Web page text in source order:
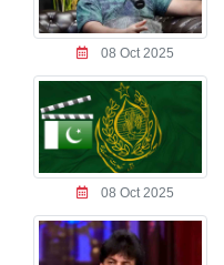
08 Oct 2025
08 Oct 2025